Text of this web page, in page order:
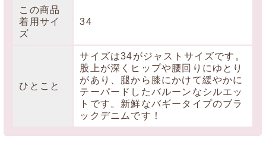
この商品
着用サイ
ズ
34
ひとこと
サイズは34がジャストサイズです。
股上が深くヒップや腰回りにゆとり
があり、腿から膝にかけて緩やかに
テーパードしたバルーンなシルエッ
トです。新鮮なバギータイプのブラ
ックデニムです！